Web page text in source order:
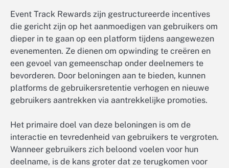
Event Track Rewards zijn gestructureerde incentives
die gericht zijn op het aanmoedigen van gebruikers om
dieper in te gaan op een platform tijdens aangewezen
evenementen. Ze dienen om opwinding te creëren en
een gevoel van gemeenschap onder deelnemers te
bevorderen. Door beloningen aan te bieden, kunnen
platforms de gebruikersretentie verhogen en nieuwe
gebruikers aantrekken via aantrekkelijke promoties.
Het primaire doel van deze beloningen is om de
interactie en tevredenheid van gebruikers te vergroten.
Wanneer gebruikers zich beloond voelen voor hun
deelname, is de kans groter dat ze terugkomen voor